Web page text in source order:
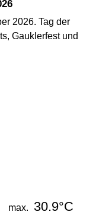
2026. Tag der
Gauklerfest und
max. 30.9°C